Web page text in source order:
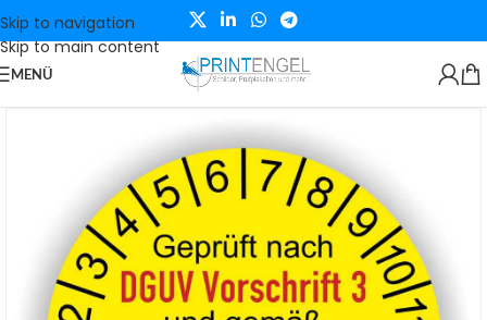
Skip to navigation
Skip to main content
MENÜ